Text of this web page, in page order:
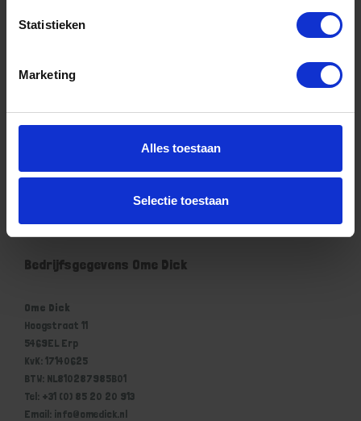
Statistieken
Marketing
Alles toestaan
Selectie toestaan
Privacyverklaring Ome Dick
Klantenservice Ome Dick
Winkelwagen
Bedrijfsgegevens Ome Dick
Ome Dick
Hoogstraat 11
5469EL Erp
KvK: 17140625
BTW: NL810287985B01
Tel: +31 (0) 85 20 20 913
Email: info@omedick.nl